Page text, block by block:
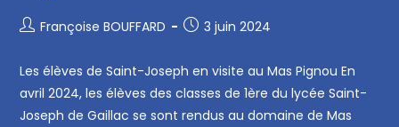
Françoise BOUFFARD 3 juin 2024
Les élèves de Saint-Joseph en visite au Mas Pignou En
avril 2024, les élèves des classes de 1ère du lycée Saint-
Joseph de Gaillac se sont rendus au domaine de Mas